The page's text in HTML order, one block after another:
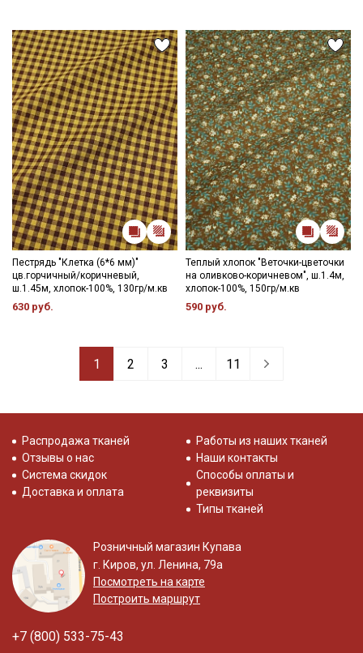
Пестрядь "Клетка (6*6 мм)"
цв.горчичный/коричневый,
ш.1.45м, хлопок-100%, 130гр/м.кв
630 руб.
Теплый хлопок "Веточки-цветочки
на оливково-коричневом", ш.1.4м,
хлопок-100%, 150гр/м.кв
590 руб.
1 2 3 ... 11
Распродажа тканей
Отзывы о нас
Система скидок
Доставка и оплата
Работы из наших тканей
Наши контакты
Способы оплаты и
реквизиты
Типы тканей
Розничный магазин Купава
г. Киров, ул. Ленина, 79а
Посмотреть на карте
Построить маршрут
+7 (800) 533-75-43